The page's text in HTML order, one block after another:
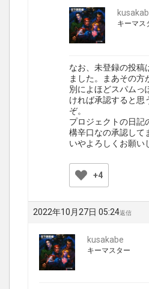
キーマス
なお、未登録の投稿
ました。まあその方
別によほどスパムっ
ければ承認すると思
ぞ。
プロジェクトの日記
構辛口なの承認して
いやよろしくお願い
+4
2022年10月27日 05:24返信
kusakabe
キーマスター